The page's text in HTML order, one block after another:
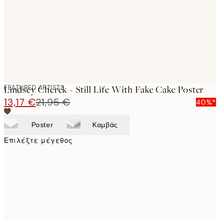
FEATURED ARTISTS
Lindsey Cherek - Still Life With Fake Cake Poster
13,17 €21,95 € 40%*
Poster Καμβάς
Επιλέξτε μέγεθος